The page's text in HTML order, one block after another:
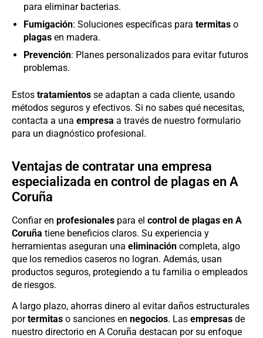
para eliminar bacterias.
Fumigación: Soluciones específicas para termitas o
plagas en madera.
Prevención: Planes personalizados para evitar futuros
problemas.
Estos tratamientos se adaptan a cada cliente, usando
métodos seguros y efectivos. Si no sabes qué necesitas,
contacta a una empresa a través de nuestro formulario
para un diagnóstico profesional.
Ventajas de contratar una empresa
especializada en control de plagas en A
Coruña
Confiar en profesionales para el control de plagas en A
Coruña tiene beneficios claros. Su experiencia y
herramientas aseguran una eliminación completa, algo
que los remedios caseros no logran. Además, usan
productos seguros, protegiendo a tu familia o empleados
de riesgos.
A largo plazo, ahorras dinero al evitar daños estructurales
portermitas o sanciones en negocios. Las empresas de
nuestro directorio en A Coruña destacan por su enfoque